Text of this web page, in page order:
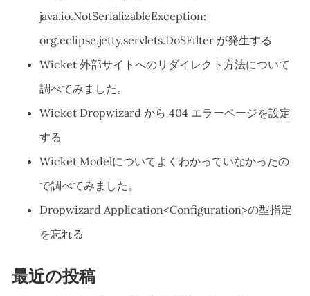
java.io.NotSerializableException:
org.eclipse.jetty.servlets.DoSFilter が発生する
Wicket 外部サイトへのリダイレクト方法について
調べてみました。
Wicket Dropwizard から 404 エラーページを設定
する
Wicket Modelについてよくわかっていなかったの
で調べてみました。
Dropwizard Application<Configuration>の型指定
を忘れる
最近の投稿